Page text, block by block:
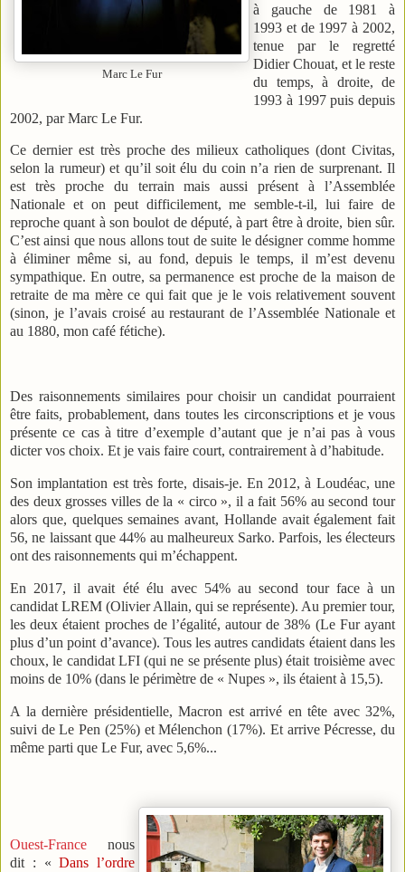
Marc Le Fur
à gauche de 1981 à
1993 et de 1997 à 2002,
tenue par le regretté
Didier Chouat, et le reste
du temps, à droite, de
1993 à 1997 puis depuis
2002, par Marc Le Fur.
Ce dernier est très proche des milieux catholiques (dont Civitas,
selon la rumeur) et qu’il soit élu du coin n’a rien de surprenant. Il
est très proche du terrain mais aussi présent à l’Assemblée
Nationale et on peut difficilement, me semble-t-il, lui faire de
reproche quant à son boulot de député, à part être à droite, bien sûr.
C’est ainsi que nous allons tout de suite le désigner comme homme
à éliminer même si, au fond, depuis le temps, il m’est devenu
sympathique. En outre, sa permanence est proche de la maison de
retraite de ma mère ce qui fait que je le vois relativement souvent
(sinon, je l’avais croisé au restaurant de l’Assemblée Nationale et
au 1880, mon café fétiche).
Des raisonnements similaires pour choisir un candidat pourraient
être faits, probablement, dans toutes les circonscriptions et je vous
présente ce cas à titre d’exemple d’autant que je n’ai pas à vous
dicter vos choix. Et je vais faire court, contrairement à d’habitude.
Son implantation est très forte, disais-je. En 2012, à Loudéac, une
des deux grosses villes de la « circo », il a fait 56% au second tour
alors que, quelques semaines avant, Hollande avait également fait
56, ne laissant que 44% au malheureux Sarko. Parfois, les électeurs
ont des raisonnements qui m’échappent.
En 2017, il avait été élu avec 54% au second tour face à un
candidat LREM (Olivier Allain, qui se représente). Au premier tour,
les deux étaient proches de l’égalité, autour de 38% (Le Fur ayant
plus d’un point d’avance). Tous les autres candidats étaient dans les
choux, le candidat LFI (qui ne se présente plus) était troisième avec
moins de 10% (dans le périmètre de « Nupes », ils étaient à 15,5).
A la dernière présidentielle, Macron est arrivé en tête avec 32%,
suivi de Le Pen (25%) et Mélenchon (17%). Et arrive Pécresse, du
même parti que Le Fur, avec 5,6%...
Ouest-France nous
dit : «Dans l’ordre